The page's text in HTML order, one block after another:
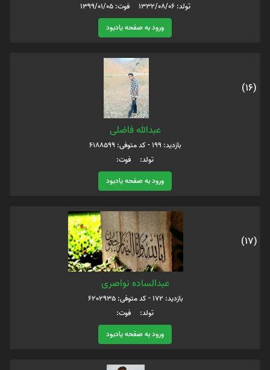
تولد: 1332/08/06 فوت: 1399/01/05
ورود به صفحه یادبود
(16)
عبدالله فاضلی
بازدید: 199 - کد متوفی: 6188599
تولد: فوت:
ورود به صفحه یادبود
(17)
عبدالساده نواصری
بازدید: 172 - کد متوفی: 6202935
تولد: فوت:
ورود به صفحه یادبود